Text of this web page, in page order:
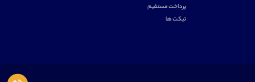
پرداخت مستقیم
تیکت ها